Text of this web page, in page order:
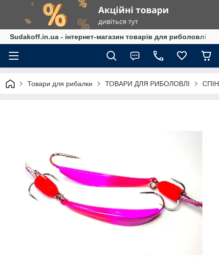
Sudakoff.in.ua - інтернет-магазин товарів для риболовлі
Товари для рибалки ТОВАРИ ДЛЯ РИБОЛОВЛІ